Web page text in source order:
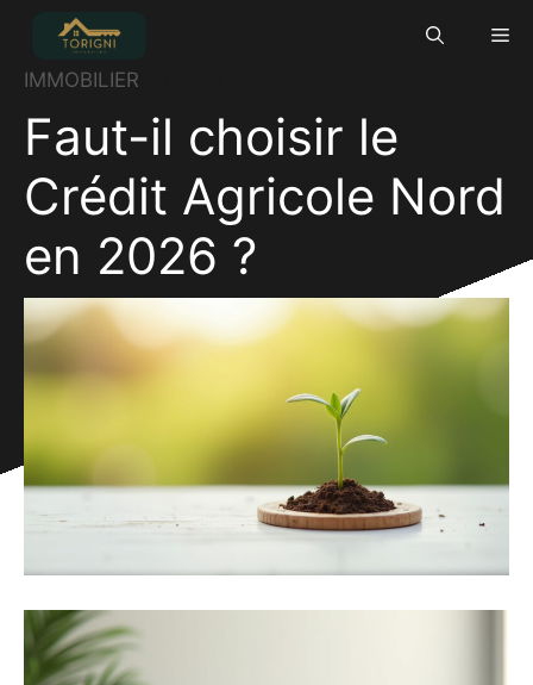
contenu
IMMOBILIER
Faut-il choisir le
Crédit Agricole Nord
en 2026 ?